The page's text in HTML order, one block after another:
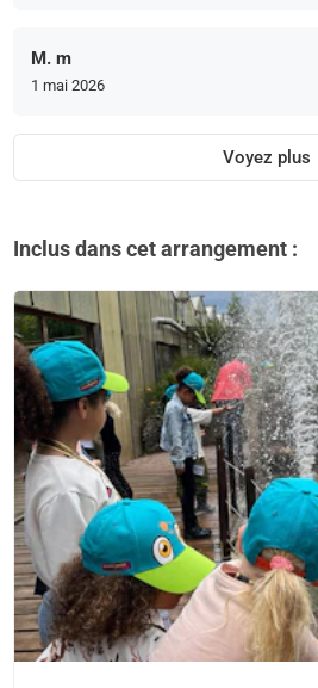
M. m
1 mai 2026
Voyez plus
Inclus dans cet arrangement :